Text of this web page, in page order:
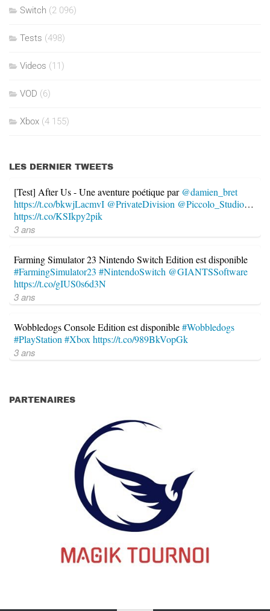
Switch (2 096)
Tests (498)
Videos (11)
VOD (6)
Xbox (4 155)
LES DERNIER TWEETS
[Test] After Us - Une aventure poétique par @damien_bret
https://t.co/bkwjLacmvI @PrivateDivision @Piccolo_Studio…
https://t.co/KSIkpy2pik
3 ans
Farming Simulator 23 Nintendo Switch Edition est disponible
#FarmingSimulator23 #NintendoSwitch @GIANTSSoftware
https://t.co/gIUS0s6d3N
3 ans
Wobbledogs Console Edition est disponible#Wobbledogs
#PlayStation #Xbox https://t.co/989BkVopGk
3 ans
PARTENAIRES